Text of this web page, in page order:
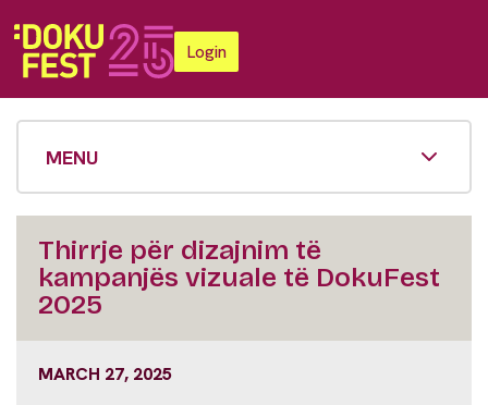
Login
MENU
Thirrje për dizajnim të
kampanjës vizuale të DokuFest
2025
MARCH 27, 2025